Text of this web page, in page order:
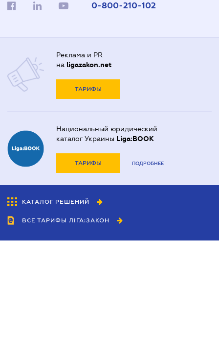
0-800-210-102
Реклама и PR
на ligazakon.net
ТАРИФЫ
Национальный юридический
каталог Украины Liga:BOOK
ТАРИФЫ ПОДРОБНЕЕ
КАТАЛОГ РЕШЕНИЙ
ВСЕ ТАРИФЫ ЛІГА:ЗАКОН